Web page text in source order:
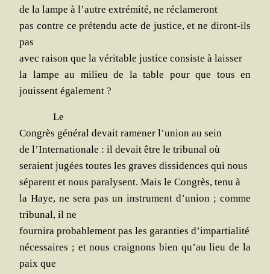
de la lampe à l’autre extré­mi­té, ne réclameront
pas contre ce pré­ten­du acte de jus­tice, et ne diront-ils
pas
avec rai­son que la véri­table jus­tice consiste à laisser
la lampe au milieu de la table pour que tous en
jouissent également ?
Le
Congrès géné­ral devait rame­ner l’u­nion au sein
de l’In­ter­na­tio­nale : il devait être le tri­bu­nal où
seraient jugées toutes les graves dis­si­dences qui nous
séparent et nous para­lysent. Mais le Congrès, tenu à
la Haye, ne sera pas un ins­tru­ment d’u­nion ; comme
tri­bu­nal, il ne
four­ni­ra pro­ba­ble­ment pas les garan­ties d’impartialité
néces­saires ; et nous crai­gnons bien qu’au lieu de la
paix que